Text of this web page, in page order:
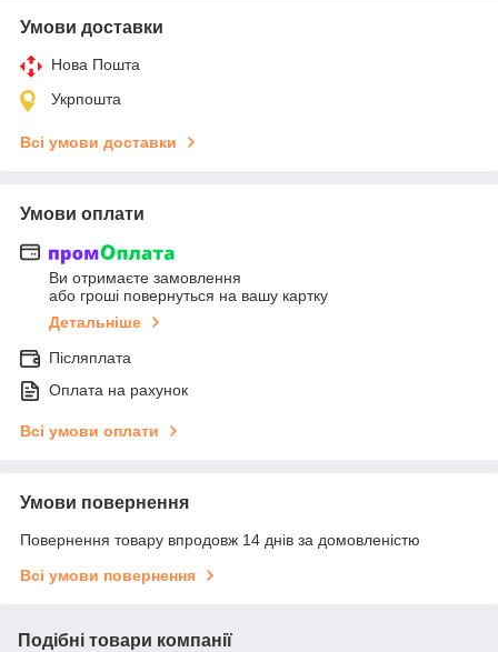
Умови доставки
Нова Пошта
Укрпошта
Всі умови доставки
Умови оплати
Ви отримаєте замовлення
або гроші повернуться на вашу картку
Детальніше
Післяплата
Оплата на рахунок
Всі умови оплати
Умови повернення
Повернення товару впродовж 14 днів за домовленістю
Всі умови повернення
Подібні товари компанії